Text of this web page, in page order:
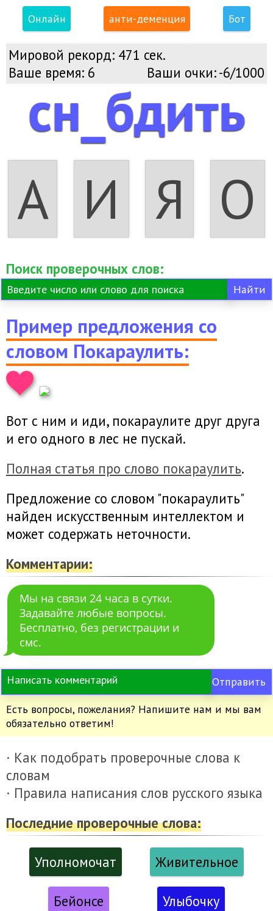
Онлайн анти-деменция Бот
Мировой рекорд: 471 сек.
Ваше время: 6 Ваши очки:-6/1000
сн_бдить
А И Я О
Поиск проверочных слов:
Пример предложения со
словом Покараулить:
Вот с ним и иди, покараулите друг друга
и его одного в лес не пускай.
Полная статья про слово покараулить.
Предложение со словом "покараулить"
найден искусственным интеллектом и
может содержать неточности.
Комментарии:
Мы на связи 24 часа в сутки.
Задавайте любые вопросы.
Бесплатно, без регистрации и
смс.
Отправить
Есть вопросы, пожелания? Напишите нам и мы вам
обязательно ответим!
· Как подобрать проверочные слова к
словам
· Правила написания слов русского языка
Последние проверочные слова:
Уполномочат Живительное
Бейонсе Улыбочку